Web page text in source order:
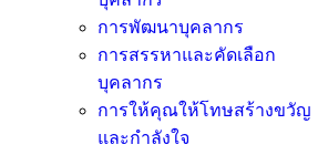
การพัฒนาบุคลากร
การสรรหาและคัดเลือก
บุคลากร
การให้คุณให้โทษสร้างขวัญ
และกำลังใจ